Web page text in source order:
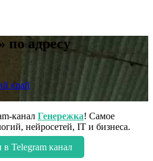
по адресу
край
канал Генережка! Самое
нейросетей, IT и бизнеса.
в Telegram канал